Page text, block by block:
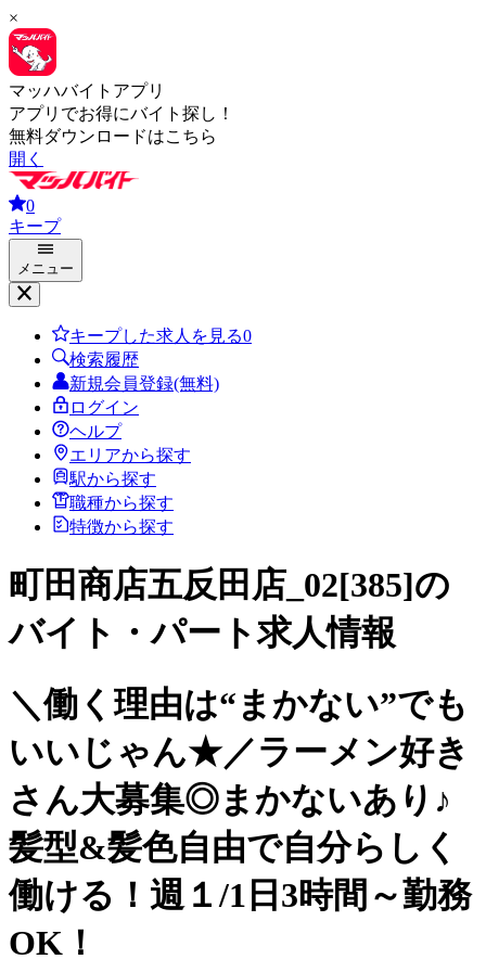
×
マッハバイトアプリ
アプリでお得にバイト探し！
無料ダウンロードはこちら
開く
0
キープ
メニュー
キープした求人を見る0
検索履歴
新規会員登録(無料)
ログイン
ヘルプ
エリアから探す
駅から探す
職種から探す
特徴から探す
町田商店五反田店_02[385]の
バイト・パート求人情報
＼働く理由は“まかない”でも
いいじゃん★／ラーメン好き
さん大募集◎まかないあり♪
髪型&髪色自由で自分らしく
働ける！週１/1日3時間～勤務
OK！